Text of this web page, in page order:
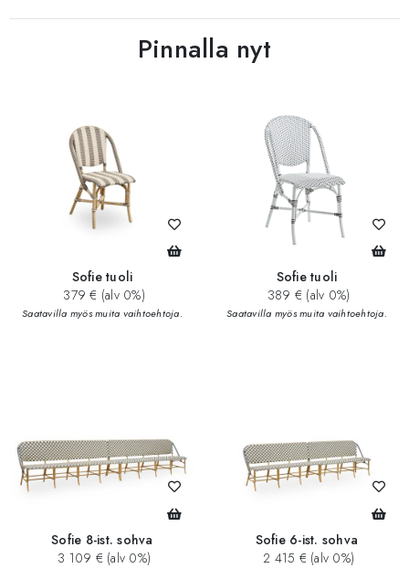
Pinnalla nyt
Sofie tuoli
379 € (alv 0%)
Saatavilla myös muita vaihtoehtoja.
Sofie tuoli
389 € (alv 0%)
Saatavilla myös muita vaihtoehtoja.
Sofie 8-ist. sohva
3 109 € (alv 0%)
Sofie 6-ist. sohva
2 415 € (alv 0%)